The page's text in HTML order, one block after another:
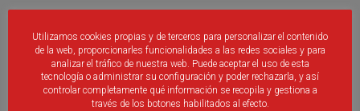
Utilizamos cookies propias y de terceros para personalizar el contenido
de la web, proporcionarles funcionalidades a las redes sociales y para
analizar el tráfico de nuestra web. Puede aceptar el uso de esta
tecnología o administrar su configuración y poder rechazarla, y así
controlar completamente qué información se recopila y gestiona a
través de los botones habilitados al efecto.